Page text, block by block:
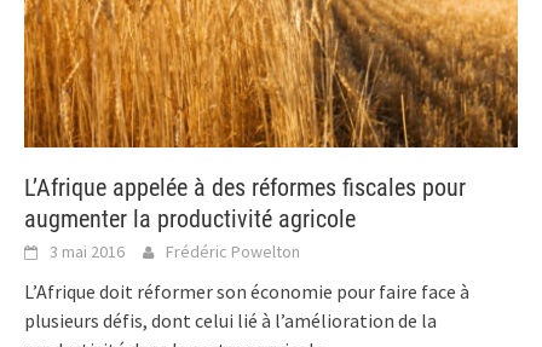
L’Afrique appelée à des réformes fiscales pour
augmenter la productivité agricole
3 mai 2016 Frédéric Powelton
L’Afrique doit réformer son économie pour faire face à
plusieurs défis, dont celui lié à l’amélioration de la